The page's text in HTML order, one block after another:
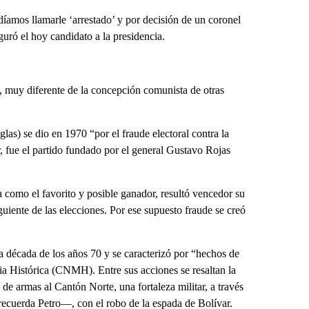
llamarle ‘arrestado’ y por decisión de un coronel
el hoy candidato a la presidencia.
diferente de la concepción comunista de otras
se dio en 1970 “por el fraude electoral contra la
el partido fundado por el general Gustavo Rojas
el favorito y posible ganador, resultó vencedor su
de las elecciones. Por ese supuesto fraude se creó
de los años 70 y se caracterizó por “hechos de
Histórica (CNMH). Entre sus acciones se resaltan la
armas al Cantón Norte, una fortaleza militar, a través
Petro—, con el robo de la espada de Bolívar.